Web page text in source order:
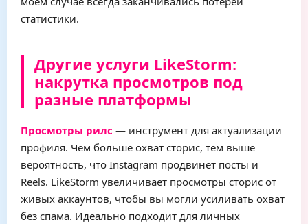
статистики.
Другие услуги LikeStorm:
накрутка просмотров под
разные платформы
Просмотры рилс — инструмент для актуализации
профиля. Чем больше охват сторис, тем выше
вероятность, что Instagram продвинет посты и
Reels. LikeStorm увеличивает просмотры сторис от
живых аккаунтов, чтобы вы могли усиливать охват
без спама. Идеально подходит для личных